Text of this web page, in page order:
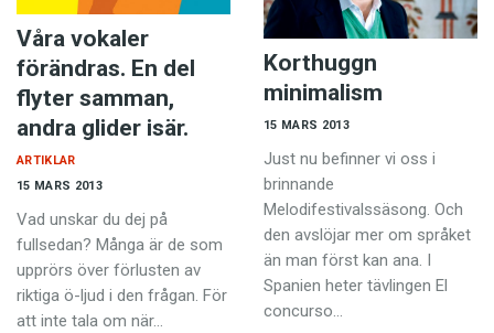
Våra vokaler
förändras. En del
flyter samman,
andra glider isär.
15 MARS 2013
ARTIKLAR
Vad unskar du dej på
fullsedan? Många är de som
upprörs över förlusten av
riktiga ö-ljud i den frågan. För
att inte tala om när…
Korthuggn
minimalism
15 MARS 2013
Just nu befinner vi oss i
brinnande
Melodifestivalssäsong. Och
den avslöjar mer om språket
än man först kan ana. I
Spanien heter tävlingen El
concurso…